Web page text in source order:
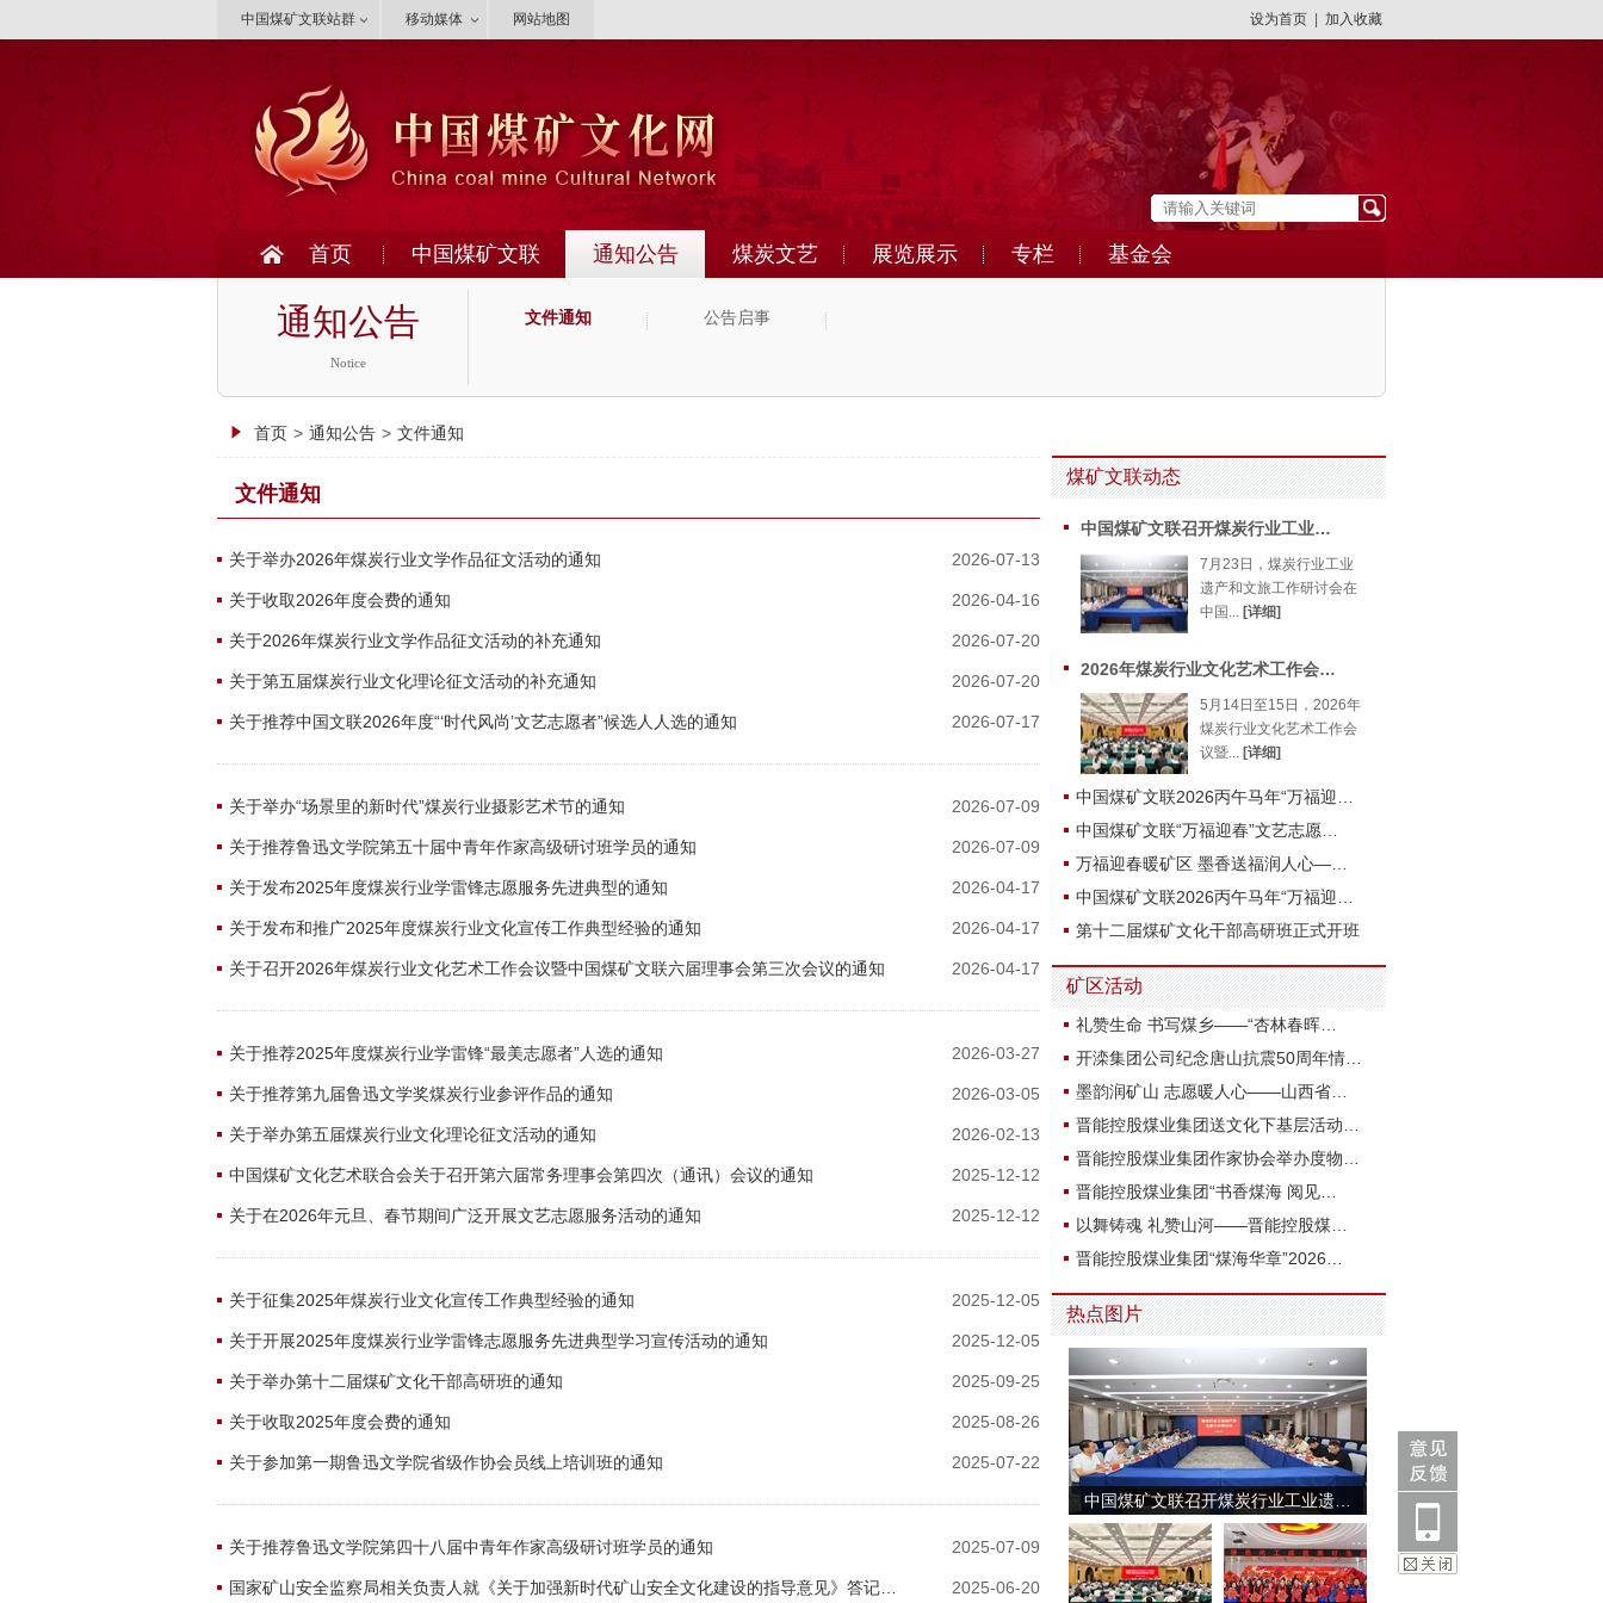
中国煤矿文联站群 移动媒体 网站地图 设为首页 加入收藏
首页 中国煤矿文联 通知公告
通知公告
Notice
文件通知 公告启事
煤炭文艺 展览展示 专栏 基金会
首页 > 通知公告 > 文件通知
文件通知
2026-07-13
关于举办2026年煤炭行业文学作品征文活动的通知
2026-04-16
关于收取2026年度会费的通知
2026-07-20
关于2026年煤炭行业文学作品征文活动的补充通知
2026-07-20
关于第五届煤炭行业文化理论征文活动的补充通知
2026-07-17
关于推荐中国文联2026年度“‘时代风尚’文艺志愿者”候选人人选的通知
2026-07-09
关于举办“场景里的新时代”煤炭行业摄影艺术节的通知
2026-07-09
关于推荐鲁迅文学院第五十届中青年作家高级研讨班学员的通知
2026-04-17
关于发布2025年度煤炭行业学雷锋志愿服务先进典型的通知
2026-04-17
关于发布和推广2025年度煤炭行业文化宣传工作典型经验的通知
2026-04-17
关于召开2026年煤炭行业文化艺术工作会议暨中国煤矿文联六届理事会第三次会议的通知
2026-03-27
关于推荐2025年度煤炭行业学雷锋“最美志愿者”人选的通知
2026-03-05
关于推荐第九届鲁迅文学奖煤炭行业参评作品的通知
2026-02-13
关于举办第五届煤炭行业文化理论征文活动的通知
2025-12-12
中国煤矿文化艺术联合会关于召开第六届常务理事会第四次（通讯）会议的通知
2025-12-12
关于在2026年元旦、春节期间广泛开展文艺志愿服务活动的通知
2025-12-05
关于征集2025年煤炭行业文化宣传工作典型经验的通知
2025-12-05
关于开展2025年度煤炭行业学雷锋志愿服务先进典型学习宣传活动的通知
2025-09-25
关于举办第十二届煤矿文化干部高研班的通知
2025-08-26
关于收取2025年度会费的通知
2025-07-22
关于参加第一期鲁迅文学院省级作协会员线上培训班的通知
2025-07-09
关于推荐鲁迅文学院第四十八届中青年作家高级研讨班学员的通知
2025-06-20
国家矿山安全监察局相关负责人就《关于加强新时代矿山安全文化建设的指导意见》答记…
煤矿文联动态
中国煤矿文联召开煤炭行业工业…
7月23日，煤炭行业工业
遗产和文旅工作研讨会在
中国... [详细]
2026年煤炭行业文化艺术工作会…
5月14日至15日，2026年
煤炭行业文化艺术工作会
议暨... [详细]
中国煤矿文联2026丙午马年“万福迎…
中国煤矿文联“万福迎春”文艺志愿…
万福迎春暖矿区 墨香送福润人心—…
中国煤矿文联2026丙午马年“万福迎…
第十二届煤矿文化干部高研班正式开班
矿区活动
礼赞生命 书写煤乡——“杏林春晖…
开滦集团公司纪念唐山抗震50周年情…
墨韵润矿山 志愿暖人心——山西省…
晋能控股煤业集团送文化下基层活动…
晋能控股煤业集团作家协会举办度物…
晋能控股煤业集团“书香煤海 阅见…
以舞铸魂 礼赞山河——晋能控股煤…
晋能控股煤业集团“煤海华章”2026…
热点图片
中国煤矿文联召开煤炭行业工业遗…